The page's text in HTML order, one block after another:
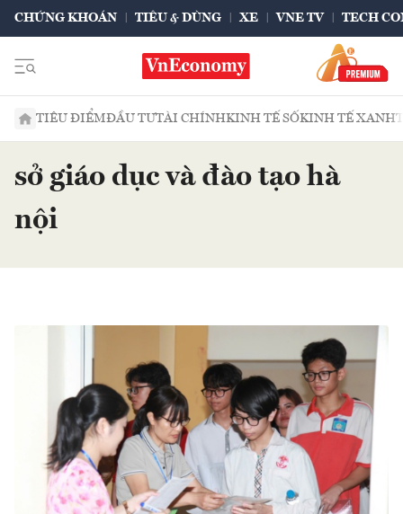
CHỨNG KHOÁN TIÊU & DÙNG XE VNE TV TECH
TIÊU ĐIỂMĐẦU TƯTÀI CHÍNHKINH TẾ SỐKINH TẾ XANH
sở giáo dục và đào tạo hà
nội